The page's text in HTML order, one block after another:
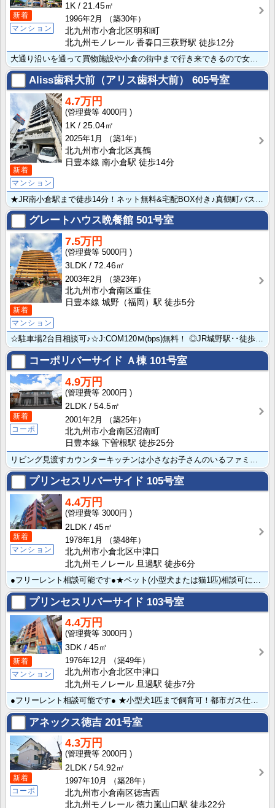
新着
マンション
1K
21.45㎡
1996年2月
（築30年）
北九州市小倉北区明和町
北九州モノレール 香春口三萩野駅 徒歩12分
Aliss歯科大前（アリス歯科大前） 605号室
新着
マンション
4.7万円
4000円
1K
25.04㎡
2025年1月
（築1年）
北九州市小倉北区真鶴
日豊本線 南小倉駅 徒歩14分
グレートハウス晩餐館 501号室
新着
マンション
7.5万円
5000円
3LDK
72.46㎡
2003年2月
（築23年）
北九州市小倉南区重住
日豊本線 城野（福岡）駅 徒歩5分
☆駐車場2台目相談可♪☆J:COM120Ｍ(bps)無料！ ◎JR城野駅･･徒歩5分で何をするにも便･･･
コーポリバーサイド Ａ棟101号室
新着
コーポ
4.9万円
2000円
2LDK
54.5㎡
2001年2月
（築25年）
北九州市小倉南区沼南町
日豊本線 下曽根駅 徒歩25分
プリンセスリバーサイド 105号室
新着
マンション
4.4万円
3000円
2LDK
45㎡
1978年1月
（築48年）
北九州市小倉北区中津口
北九州モノレール 旦過駅 徒歩6分
プリンセスリバーサイド 103号室
新着
マンション
4.4万円
3000円
3DK
45㎡
1976年12月
（築49年）
北九州市小倉北区中津口
北九州モノレール 旦過駅 徒歩7分
アネックス徳吉 201号室
新着
コーポ
4.3万円
2000円
2LDK
54.92㎡
1997年10月
（築28年）
北九州市小倉南区徳吉西
北九州モノレール 徳力嵐山口駅 徒歩22分